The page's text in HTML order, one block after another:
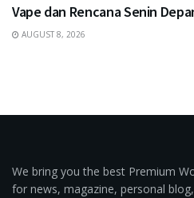
Vape dan Rencana Senin
AUGUST 8, 2026
We bring you the best Premium
for news, magazine, personal